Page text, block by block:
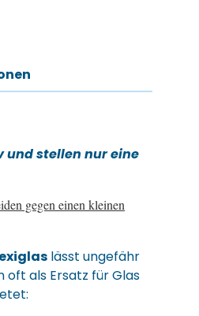
und stellen nur eine
gegen einen kleinen
lässt ungefähr
oft als Ersatz für Glas